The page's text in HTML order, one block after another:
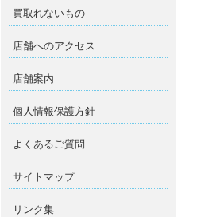
買取れないもの
店舗へのアクセス
店舗案内
個人情報保護方針
よくあるご質問
サイトマップ
リンク集